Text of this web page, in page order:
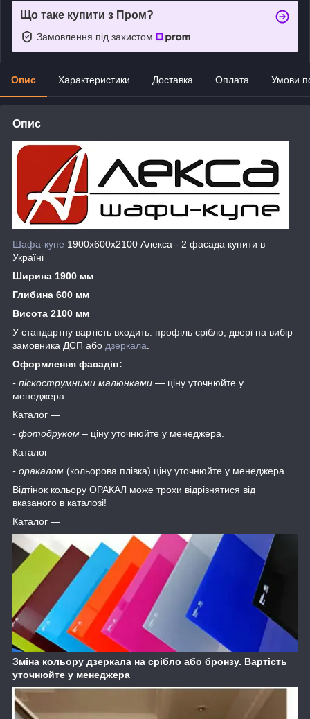
Що таке купити з Пром?
Замовлення під захистом
Опис Характеристики Доставка Оплата Умови
Опис
Шафа-купе 1900х600х2100 Алекса - 2 фасада купити в
Україні
Ширина 1900 мм
Глибина 600 мм
Висота 2100 мм
У стандартну вартість входить: профіль срібло, двері на вибір
замовника ДСП або дзеркала
Оформлення фасадів:
- піскострумними малюнками ― ціну уточнюйте у
менеджера.
Каталог ―
- фотодруком – ціну уточнюйте у менеджера.
Каталог ―
- оракалом (кольорова плівка) ціну уточнюйте у менеджера
Відтінок кольору ОРАКАЛ може трохи відрізнятися від
вказаного в каталозі!
Каталог ―
Зміна кольору дзеркала на срібло або бронзу. Вартість
уточнюйте у менеджера